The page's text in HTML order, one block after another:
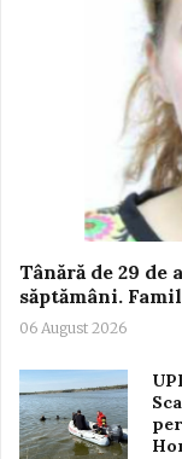
Tânără de 29 de
săptămâni.
06 August 2026